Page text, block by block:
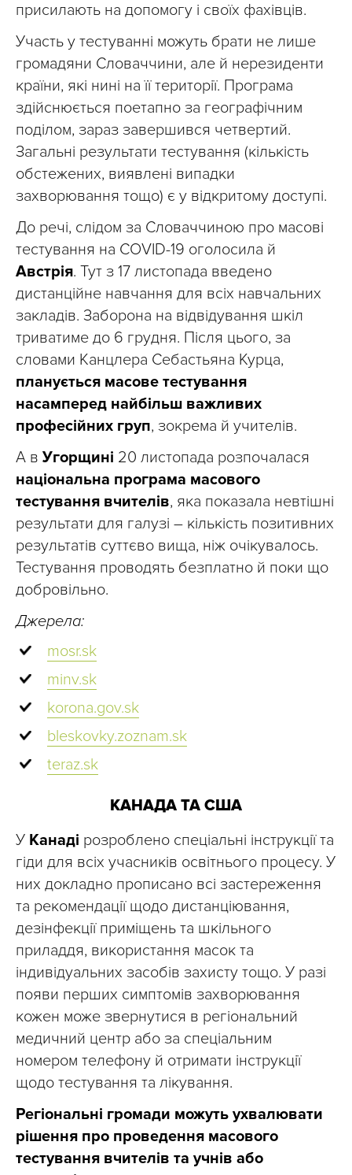
присилають на допомогу і своїх фахівців.
Участь у тестуванні можуть брати не лише
громадяни Словаччини, але й нерезиденти
країни, які нині на її території. Програма
здійснюється поетапно за географічним
поділом, зараз завершився четвертий.
Загальні результати тестування (кількість
обстежених, виявлені випадки
захворювання тощо) є у відкритому доступі.
До речі, слідом за Словаччиною про масові
тестування на COVID-19 оголосила й
Австрія. Тут з 17 листопада введено
дистанційне навчання для всіх навчальних
закладів. Заборона на відвідування шкіл
триватиме до 6 грудня. Після цього, за
словами Канцлера Себастьяна Курца,
планується масове тестування
насамперед найбільш важливих
професійних груп, зокрема й учителів.
А в Угорщині 20 листопада розпочалася
національна програма масового
тестування вчителів, яка показала невтішні
результати для галузі – кількість позитивних
результатів суттєво вища, ніж очікувалось.
Тестування проводять безплатно й поки що
добровільно.
Джерела:
mosr.sk
minv.sk
korona.gov.sk
bleskovky.zoznam.sk
teraz.sk
КАНАДА ТА США
У Канаді розроблено спеціальні інструкції та
гіди для всіх учасників освітнього процесу. У
них докладно прописано всі застереження
та рекомендації щодо дистанціювання,
дезінфекції приміщень та шкільного
приладдя, використання масок та
індивідуальних засобів захисту тощо. У разі
появи перших симптомів захворювання
кожен може звернутися в регіональний
медичний центр або за спеціальним
номером телефону й отримати інструкції
щодо тестування та лікування.
Регіональні громади можуть ухвалювати
рішення про проведення масового
тестування вчителів та учнів або